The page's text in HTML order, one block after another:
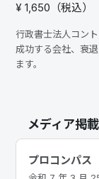
¥ 1,650（税込）
行政書士法人コン
成功する会社、衰
ます。
メディア掲
プロコンパス